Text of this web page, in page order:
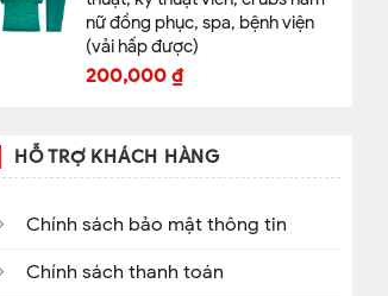
nữ đồng phục, spa, bệnh viện
(vải hấp được)
200,000 ₫
HỖ TRỢ KHÁCH HÀNG
Chính sách bảo mật thông tin
Chính sách thanh toán